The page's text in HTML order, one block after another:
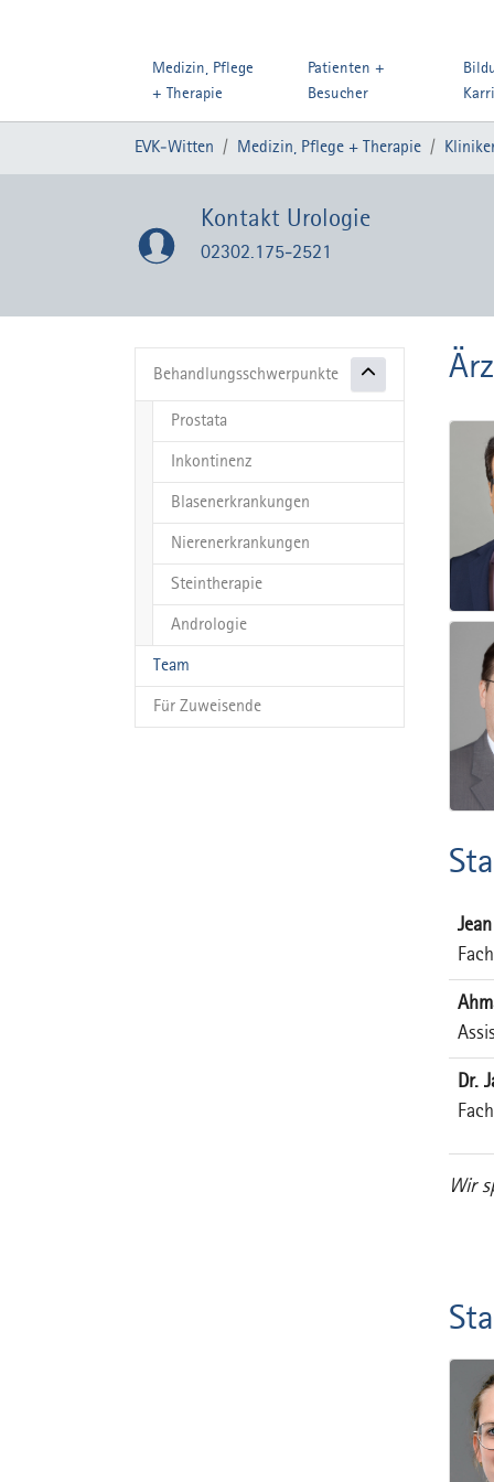
Medizin, Pflege
+ Therapie
Patienten +
Besucher
Sie sind hier:
EVK-Witten Medizin, Pflege + Therapie
Kontakt Urologie
02302.175-2521
Behandlungsschwerpunkte
Prostata
Inkontinenz
Blasenerkrankungen
Nierenerkrankungen
Steintherapie
Andrologie
Team
Für Zuweisende
Dr.
Wir